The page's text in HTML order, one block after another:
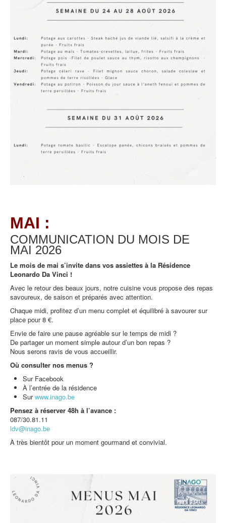
MAI :
COMMUNICATION DU MOIS DE
MAI 2026
Le mois de mai s’invite dans vos assiettes à la Résidence
Leonardo Da Vinci !
Avec le retour des beaux jours, notre cuisine vous propose des repas
savoureux, de saison et préparés avec attention.
Chaque midi, profitez d’un menu complet et équilibré à savourer sur
place pour 8 €.
Envie de faire une pause agréable sur le temps de midi ?
De partager un moment simple autour d’un bon repas ?
Nous serons ravis de vous accueillir.
Où consulter nos menus ?
Sur Facebook
À l’entrée de la résidence
Surwww.inago.be
Pensez à réserver 48h à l’avance :
087/30.81.11
ldv@inago.be
À très bientôt pour un moment gourmand et convivial.